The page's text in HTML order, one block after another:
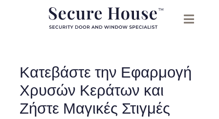
Κατεβάστε την Εφαρμογή
Χρυσών Κεράτων και
Ζήστε Μαγικές Στιγμές